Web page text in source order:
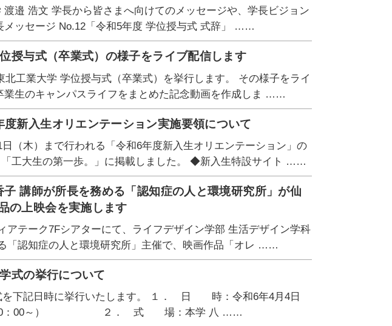
渡邉 浩文 学長から皆さまへ向けてのメッセージや、学長ビジョン
メッセージ No.12「令和5年度 学位授与式 式辞」 ……
授与式（卒業式）の様子をライブ配信します
北工業大学 学位授与式（卒業式）を挙行します。 その様子をライ
業生のキャンパスライフをまとめた記念動画を作成しま ……
度新入生オリエンテーション実施要領について
（木）まで行われる「令和6年度新入生オリエンテーション」の
「工大生の第一歩。」に掲載しました。 ◆新入生特設サイト ……
講師が所長を務める「認知症の人と環境研究所」が仙
の上映会を実施します
アテーク7Fシアターにて、ライフデザイン学部 生活デザイン学科
「認知症の人と環境研究所」主催で、映画作品「オレ ……
式の挙行について
を下記日時に挙行いたします。 １． 日 時：令和6年4月4日
始：10：00～） ２． 式 場：本学 八 ……